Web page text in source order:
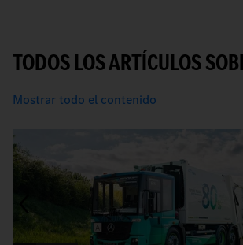
TODOS LOS ARTÍCULOS
Mostrar todo el contenido